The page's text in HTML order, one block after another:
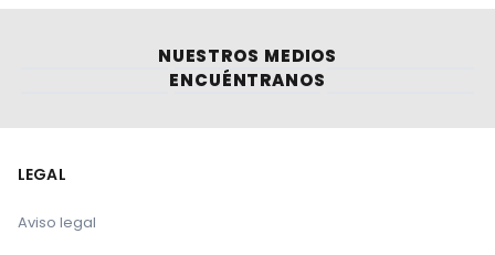
NUESTROS MEDIOS
ENCUÉNTRANOS
LEGAL
Aviso legal